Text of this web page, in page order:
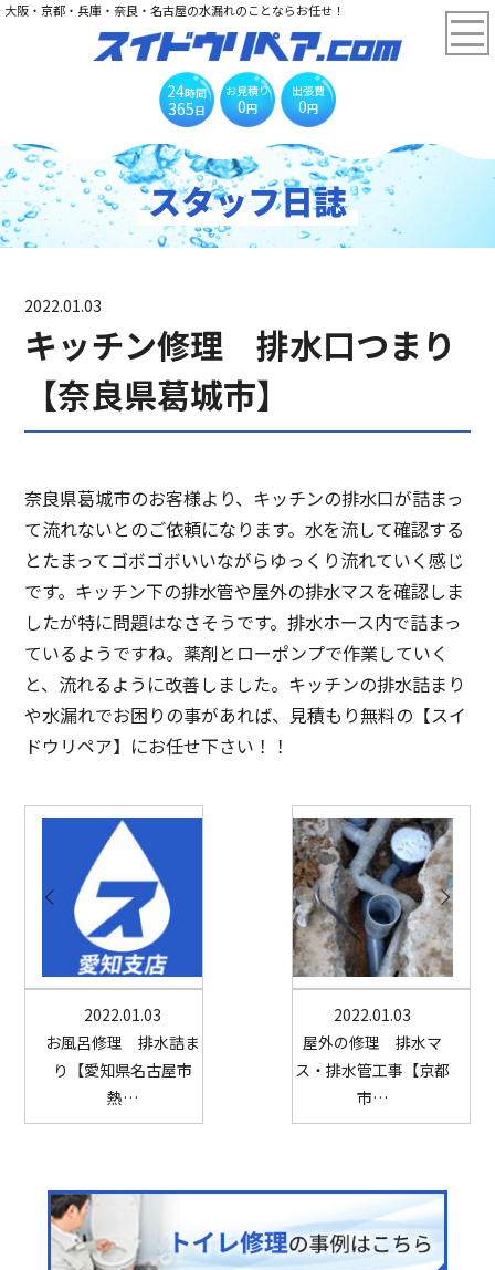
大阪・京都・兵庫・奈良・名古屋の水漏れのことならお任せ！
24時間
365日
お見積り
0円
出張費
0円
スタッフ日誌
2022.01.03
キッチン修理 排水口つまり
【奈良県葛城市】
奈良県葛城市のお客様より、キッチンの排水口が詰まっ
て流れないとのご依頼になります。水を流して確認する
とたまってゴボゴボいいながらゆっくり流れていく感じ
です。キッチン下の排水管や屋外の排水マスを確認しま
したが特に問題はなさそうです。排水ホース内で詰まっ
ているようですね。薬剤とローポンプで作業していく
と、流れるように改善しました。キッチンの排水詰まり
や水漏れでお困りの事があれば、見積もり無料の【スイ
ドウリペア】にお任せ下さい！！
2022.01.03
お風呂修理 排水詰ま
り【愛知県名古屋市
熱…
2022.01.03
屋外の修理 排水マ
ス・排水管工事【京都
市…